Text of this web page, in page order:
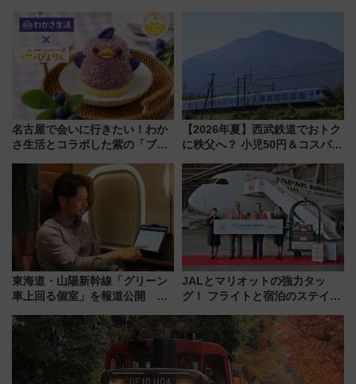
たな玄関口へ
を楽しんで
名古屋で会いに行きたい！わか
さ生活とコラボした紫の「ブル
【2026年夏】西武鉄道でおトク
に秩父へ？ 小児50円＆コスパ最
族旅行！ 深夜の正丸トンネル探
検や特急ラビューも
東海道・山陽新幹線「グリーン
車上回る個室」を報道公開 プ
JALとマリオットの強力タッ
グ！ フライトと宿泊のステイタ
上級会員資格を効率よく獲得す
る方法を解説